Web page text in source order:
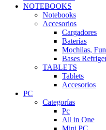
NOTEBOOKS
Notebooks
Accesorios
Cargadores
Baterías
Mochilas,
Bases
TABLETS
Tablets
Accesorios
PC
Categorías
Pc
All in One
Mini PC